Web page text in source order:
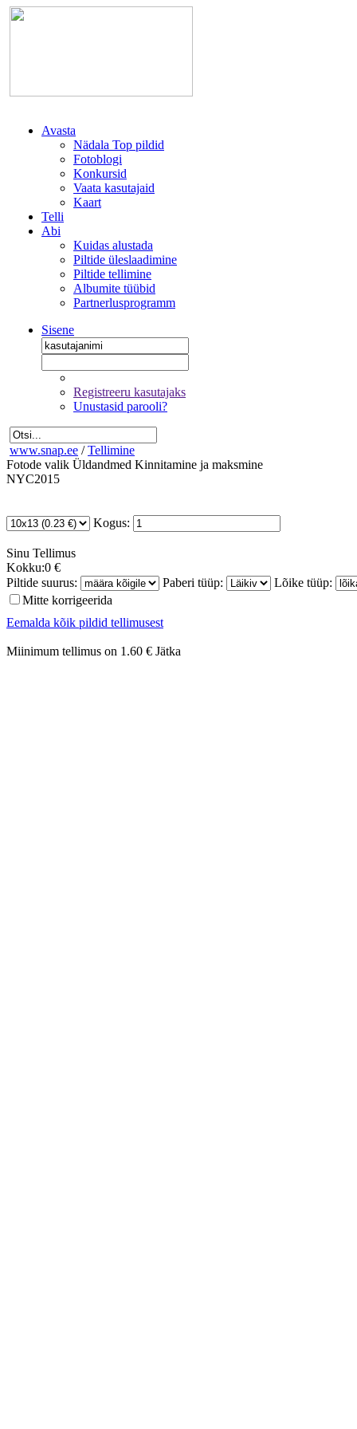
Avasta
Nädala Top pildid
Fotoblogi
Konkursid
Vaata kasutajaid
Kaart
Telli
Abi
Kuidas alustada
Piltide üleslaadimine
Piltide tellimine
Albumite tüübid
Partnerlusprogramm
Sisene
Registreeru kasutajaks
Unustasid parooli?
www.snap.ee / Tellimine
Fotode valik Üldandmed Kinnitamine ja maksmine
NYC2015
Kogus:
Sinu Tellimus
Kokku:0 €
Piltide suurus:
Paberi tüüp:
Lõike tüüp:
Mitte korrigeerida
Eemalda kõik pildid tellimusest
Miinimum tellimus on 1.60 € Jätka